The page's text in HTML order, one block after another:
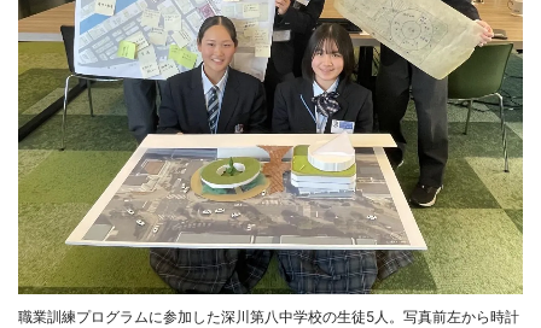
職業訓練プログラムに参加した深川第八中学校の生徒5人。写真前左から時計